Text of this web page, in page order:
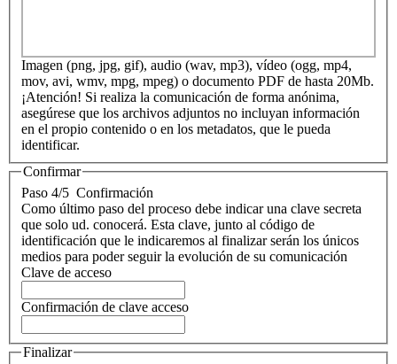
Imagen (png, jpg, gif), audio (wav, mp3), vídeo (ogg, mp4,
mov, avi, wmv, mpg, mpeg) o documento PDF de hasta 20Mb.
¡Atención! Si realiza la comunicación de forma anónima,
asegúrese que los archivos adjuntos no incluyan información
en el propio contenido o en los metadatos, que le pueda
identificar.
Confirmar
Paso 4/5 Confirmación
Como último paso del proceso debe indicar una clave secreta
que solo ud. conocerá. Esta clave, junto al código de
identificación que le indicaremos al finalizar serán los únicos
medios para poder seguir la evolución de su comunicación
Clave de acceso
Confirmación de clave acceso
Finalizar